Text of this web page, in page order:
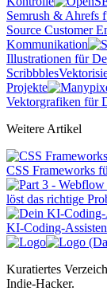
Semrush & Ahrefs
Source Customer
Kommunikation
Illustrationen für
Scribbbles
Projekte
Vektorgrafiken für
Weitere Artikel
CSS Frameworks
löst das richtige
KI-Coding-
Kuratiertes
Indie-Hacker.